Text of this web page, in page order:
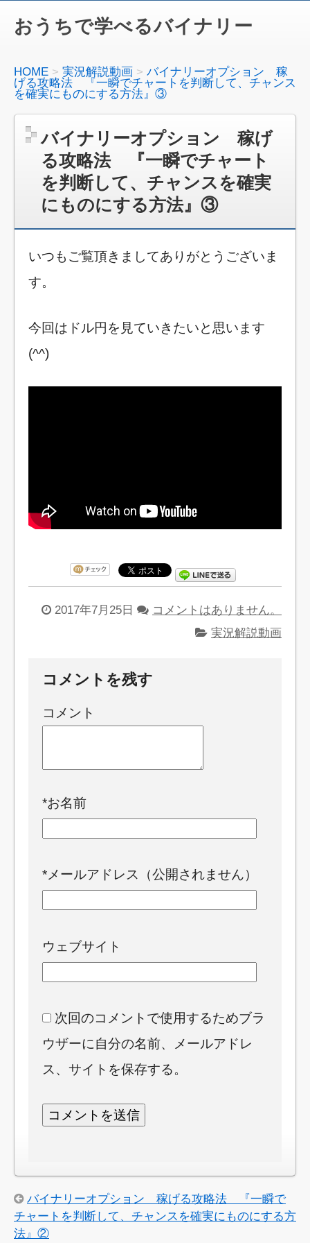
おうちで学べるバイナリー
HOME 実況解説動画
バイナリーオプション 稼
げる攻略法 『一瞬でチャートを判断して、チャンス
を確実にものにする方法』③
バイナリーオプション 稼げ
る攻略法 『一瞬でチャート
を判断して、チャンスを確実
にものにする方法』③
いつもご覧頂きましてありがとうございま
す。
今回はドル円を見ていきたいと思います
(^^)
2017年7月25日
コメントはありません。
実況解説動画
コメントを残す
コメント
*お名前
*メールアドレス（公開されません）
ウェブサイト
次回のコメントで使用するためブラ
ウザーに自分の名前、メールアドレ
ス、サイトを保存する。
バイナリーオプション 稼げる攻略法 『一瞬で
チャートを判断して、チャンスを確実にものにする方
法』②